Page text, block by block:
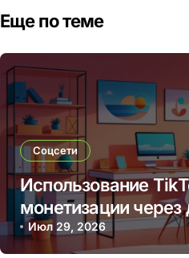
Еще по теме
Соцсети
Использование
монетизации
подписки
Июл 29, 2026